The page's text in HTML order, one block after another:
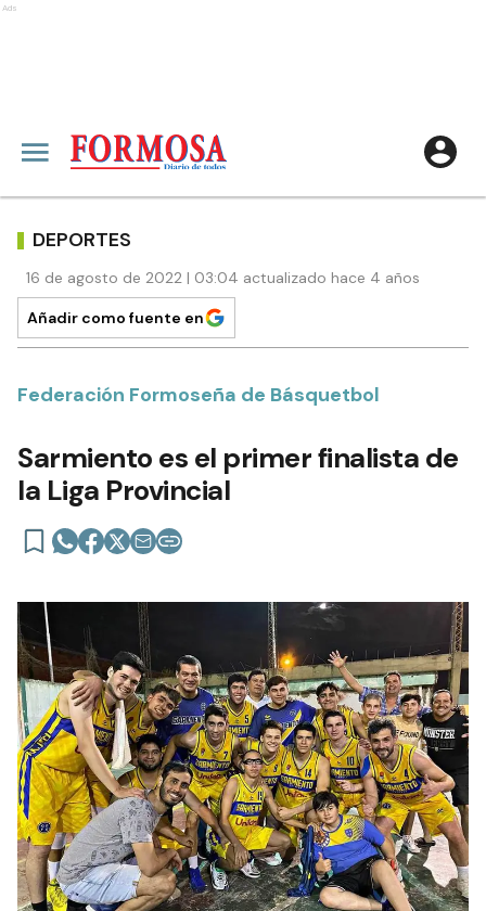
Ads
DEPORTES
16 de agosto de 2022 | 03:04 actualizado hace 4 años
Añadir como fuente en
Federación Formoseña de Básquetbol
Sarmiento es el primer finalista de
la Liga Provincial